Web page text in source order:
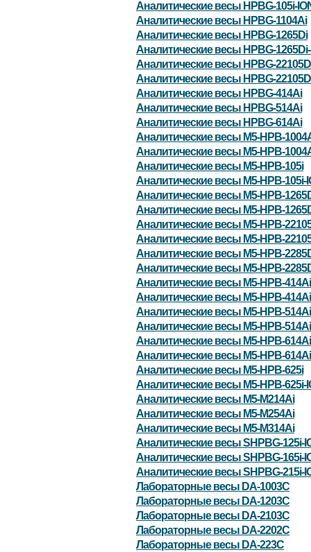
Аналитические весы HPBG-105i-
Аналитические весы HPBG-1104Ai
Аналитические весы HPBG-1265Di
Аналитические весы HPBG-1265Di-
Аналитические весы HPBG-
Аналитические весы HPBG-
Аналитические весы HPBG-414Ai
Аналитические весы HPBG-514Ai
Аналитические весы HPBG-614Ai
Аналитические весы M5-HPB-
Аналитические весы M5-HPB-
Аналитические весы M5-HPB-105i
Аналитические весы M5-HPB-105i-
Аналитические весы M5-HPB-
Аналитические весы M5-HPB-
Аналитические весы M5-HPB-
Аналитические весы M5-HPB-
Аналитические весы M5-HPB-
Аналитические весы M5-HPB-
Аналитические весы M5-HPB-414Ai
Аналитические весы M5-HPB-
Аналитические весы M5-HPB-514Ai
Аналитические весы M5-HPB-
Аналитические весы M5-HPB-614Ai
Аналитические весы M5-HPB-
Аналитические весы M5-HPB-625i
Аналитические весы M5-HPB-625i-
Аналитические весы M5-M214Ai
Аналитические весы M5-M254Ai
Аналитические весы M5-M314Ai
Аналитические весы SHPBG-125i-
Аналитические весы SHPBG-165i-
Аналитические весы SHPBG-215i-
Лабораторные весы DA-1003C
Лабораторные весы DA-1203C
Лабораторные весы DA-2103C
Лабораторные весы DA-2202C
Лабораторные весы DA-223C